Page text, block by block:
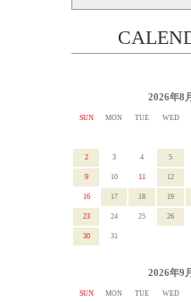
2026年8月
SUN MON TUE WED
2 3 4 5
9 10 11 12
16 17 18 19
23 24 25 26
30 31
2026年9月
SUN MON TUE WED